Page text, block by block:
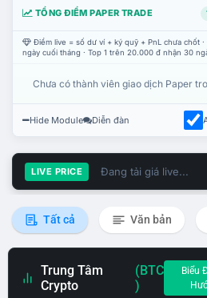
TỔNG ĐIỂM PAPER TRADE
Điểm live = số dư ví + ký quỹ + PnL chưa chốt ·
ngày cuối tháng · Top 1 trên 20.000 đ nhận 30
Chưa có thành viên giao dịch Paper
Hide Module Diễn đàn
LIVE PRICE Đang tải giá live...
Tất cả Văn bản
Trung Tâm
Crypto
(BTC
)
Biểu